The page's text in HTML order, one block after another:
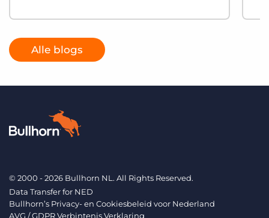
Alle blogs
© 2000 - 2026 Bullhorn NL. All Rights Reserved.
Data Transfer for NED
Bullhorn’s Privacy- en Cookiesbeleid voor Nederland
AVG / GDPR Verbintenis Verklaring